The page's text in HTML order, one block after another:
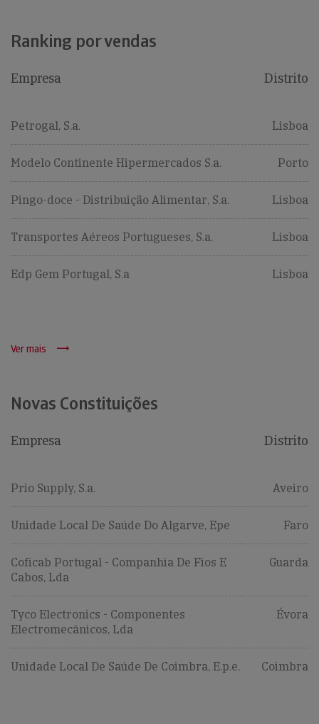
Ranking por vendas
Empresa Distrito
Petrogal, S.a. Lisboa
Modelo Continente Hipermercados S.a. Porto
Pingo-doce - Distribuição Alimentar, S.a. Lisboa
Transportes Aéreos Portugueses, S.a. Lisboa
Edp Gem Portugal, S.a Lisboa
Ver mais
Novas Constituições
Empresa Distrito
Prio Supply, S.a. Aveiro
Unidade Local De Saúde Do Algarve, Epe Faro
Coficab Portugal - Companhia De Fios E
Cabos, Lda
Guarda
Tyco Electronics - Componentes
Electromecânicos, Lda
Évora
Unidade Local De Saúde De Coimbra, E.p.e. Coimbra